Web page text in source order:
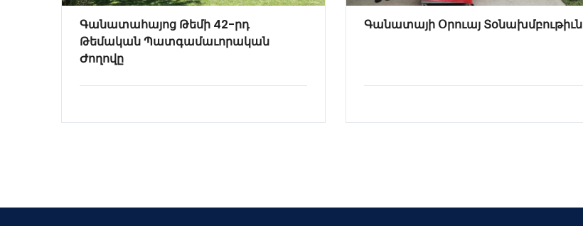
Գանատահայոց Թեմի 42-րդ
Թեմական Պատգամաւորական
Ժողովը
Գանատայի Օրուայ Տօնախմբութիւն